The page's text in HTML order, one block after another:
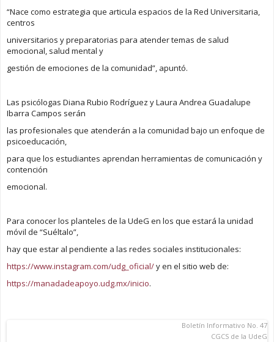
“Nace como estrategia que articula espacios de la Red Universitaria,
centros
universitarios y preparatorias para atender temas de salud
emocional, salud mental y
gestión de emociones de la comunidad”, apuntó.
Las psicólogas Diana Rubio Rodríguez y Laura Andrea Guadalupe
Ibarra Campos serán
las profesionales que atenderán a la comunidad bajo un enfoque de
psicoeducación,
para que los estudiantes aprendan herramientas de comunicación y
contención
emocional.
Para conocer los planteles de la UdeG en los que estará la unidad
móvil de “Suéltalo”,
hay que estar al pendiente a las redes sociales institucionales:
https://www.instagram.com/udg_oficial/y en el sitio web de:
https://manadadeapoyo.udg.mx/inicio.
Boletín Informativo No. 47
CGCS de la UdeG